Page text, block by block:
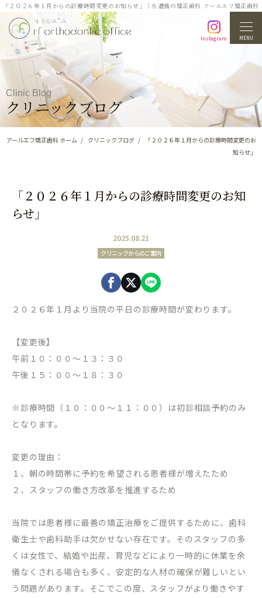
「２０２６年１月からの診療時間変更のお知らせ」｜水道橋の矯正歯科 アールエフ矯正歯科
Instagram MENU
Clinic Blog
クリニックブログ
アールエフ矯正歯科 ホーム クリニックブログ
「２０２６年１月からの診療時間変更のお
知らせ」
「２０２６年１月からの診療時間変更のお知
らせ」
2025.08.21
クリニックからのご案内
２０２６年１月より当院の平日の診療時間が変わります。
【変更後】
午前１０：００～１３：３０
午後１５：００〜１８：３０
※診療時間（１０：００〜１１：００）は初診相談予約のみ
となります。
変更の理由：
１、朝の時間帯に予約を希望される患者様が増えたため
２、スタッフの働き方改革を推進するため
当院では患者様に最善の矯正治療をご提供するために、歯科
衛生士や歯科助手は欠かせない存在です。そのスタッフの多
くは女性で、結婚や出産、育児などにより一時的に休業を余
儀なくされる場合も多く、安定的な人材の確保が難しいとい
う問題があります。そこでこの度、スタッフがより働きやす